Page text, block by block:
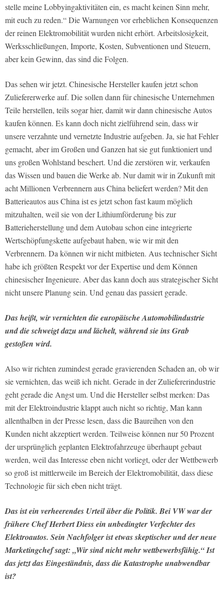
stelle meine Lobbyingaktivitäten ein, es macht keinen Sinn mehr,
mit euch zu reden.“ Die Warnungen vor erheblichen Konsequenzen
der reinen Elektromobilität wurden nicht erhört. Arbeitslosigkeit,
Werksschließungen, Importe, Kosten, Subventionen und Steuern,
aber kein Gewinn, das sind die Folgen.
Das sehen wir jetzt. Chinesische Hersteller kaufen jetzt schon
Zuliefererwerke auf. Die sollen dann für chinesische Unternehmen
Teile herstellen, teils sogar hier, damit wir dann chinesische Autos
kaufen können. Es kann doch nicht zielführend sein, dass wir
unsere verzahnte und vernetzte Industrie aufgeben. Ja, sie hat Fehler
gemacht, aber im Großen und Ganzen hat sie gut funktioniert und
uns großen Wohlstand beschert. Und die zerstören wir, verkaufen
das Wissen und bauen die Werke ab. Nur damit wir in Zukunft mit
acht Millionen Verbrennern aus China beliefert werden? Mit den
Batterieautos aus China ist es jetzt schon fast kaum möglich
mitzuhalten, weil sie von der Lithiumförderung bis zur
Batterieherstellung und dem Autobau schon eine integrierte
Wertschöpfungskette aufgebaut haben, wie wir mit den
Verbrennern. Da können wir nicht mitbieten. Aus technischer Sicht
habe ich größten Respekt vor der Expertise und dem Können
chinesischer Ingenieure. Aber das kann doch aus strategischer Sicht
nicht unsere Planung sein. Und genau das passiert gerade.
Das heißt, wir vernichten die europäische Automobilindustrie
und die schweigt dazu und lächelt, während sie ins Grab
gestoßen wird.
Also wir richten zumindest gerade gravierenden Schaden an, ob wir
sie vernichten, das weiß ich nicht. Gerade in der Zuliefererindustrie
geht gerade die Angst um. Und die Hersteller selbst merken: Das
mit der Elektroindustrie klappt auch nicht so richtig, Man kann
allenthalben in der Presse lesen, dass die Baureihen von den
Kunden nicht akzeptiert werden. Teilweise können nur 50 Prozent
der ursprünglich geplanten Elektrofahrzeuge überhaupt gebaut
werden, weil das Interesse eben nicht vorliegt, oder der Wettbewerb
so groß ist mittlerweile im Bereich der Elektromobilität, dass diese
Technologie für sich eben nicht trägt.
Das ist ein verheerendes Urteil über die Politik. Bei VW war der
frühere Chef Herbert Diess ein unbedingter Verfechter des
Elektroautos. Sein Nachfolger ist etwas skeptischer und der neue
Marketingchef sagt: „Wir sind nicht mehr wettbewerbsfähig.“ Ist
das jetzt das Eingeständnis, dass die Katastrophe unabwendbar
ist?